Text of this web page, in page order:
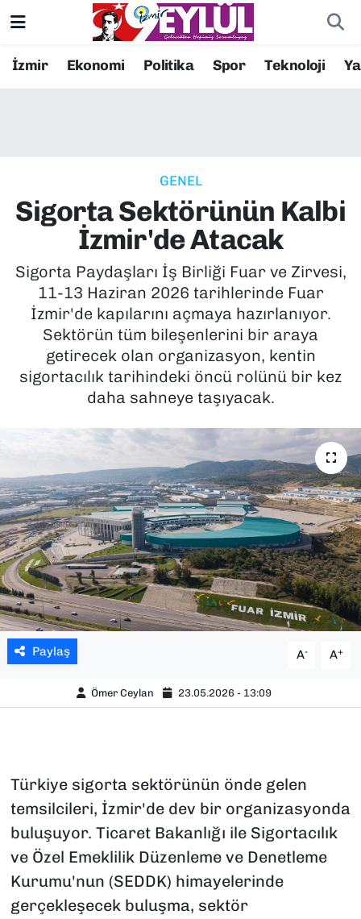
İzmir Ekonomi Politika Spor Teknoloji
GENEL
Sigorta Sektörünün Kalbi
İzmir'de Atacak
Sigorta Paydaşları İş Birliği Fuar ve Zirvesi,
11-13 Haziran 2026 tarihlerinde Fuar
İzmir'de kapılarını açmaya hazırlanıyor.
Sektörün tüm bileşenlerini bir araya
getirecek olan organizasyon, kentin
sigortacılık tarihindeki öncü rolünü bir kez
daha sahneye taşıyacak.
Paylaş A- A+
Ömer Ceylan 23.05.2026 - 13:09
Türkiye sigorta sektörünün önde gelen
temsilcileri, İzmir'de dev bir organizasyonda
buluşuyor. Ticaret Bakanlığı ile Sigortacılık
ve Özel Emeklilik Düzenleme ve Denetleme
Kurumu'nun (SEDDK) himayelerinde
gerçekleşecek buluşma, sektör
Resmi İlanlar
EKONOMİ
KÜLTÜR SANAT
MAGAZİN
POLİTİKA
SAĞLIK
SPOR
TEKNOLOJİ
YAŞAM
YEREL YÖNETİMLER
Konak Nöbetçi Eczaneler
Süper Lig Puan Durumu ve Fikstür
Tüm Manşetler
Son Dakika Haberleri
Haber Arşivi